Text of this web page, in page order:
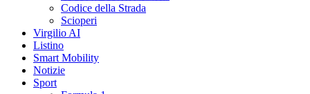
Codice della Strada
Scioperi
Virgilio AI
Listino
Smart Mobility
Notizie
Sport